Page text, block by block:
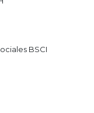
BSCI